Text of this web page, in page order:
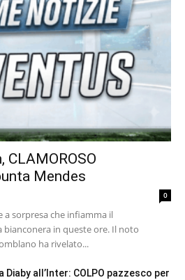
CLAMOROSO
Mendes
0
a sorpresa che infiamma il
bianconera in queste ore. Il noto
ha rivelato...
Diaby all’Inter: COLPO pazzesco per